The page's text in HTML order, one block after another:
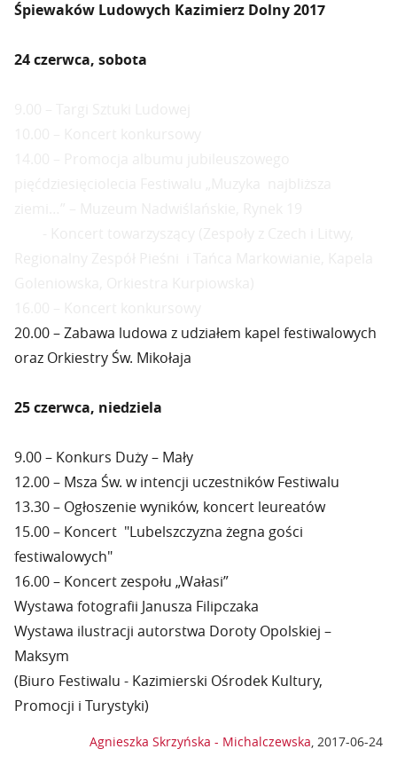
Śpiewaków Ludowych Kazimierz Dolny 2017
24 czerwca, sobota
20.00 – Zabawa ludowa z udziałem kapel festiwalowych
oraz Orkiestry Św. Mikołaja
25 czerwca, niedziela
9.00 – Konkurs Duży – Mały
12.00 – Msza Św. w intencji uczestników Festiwalu
13.30 – Ogłoszenie wyników, koncert leureatów
15.00 – Koncert "Lubelszczyzna żegna gości
festiwalowych"
16.00 – Koncert zespołu „Wałasi”
Wystawa fotografii Janusza Filipczaka
Wystawa ilustracji autorstwa Doroty Opolskiej –
Maksym
(Biuro Festiwalu - Kazimierski Ośrodek Kultury,
Promocji i Turystyki)
Agnieszka Skrzyńska - Michalczewska, 2017-06-24